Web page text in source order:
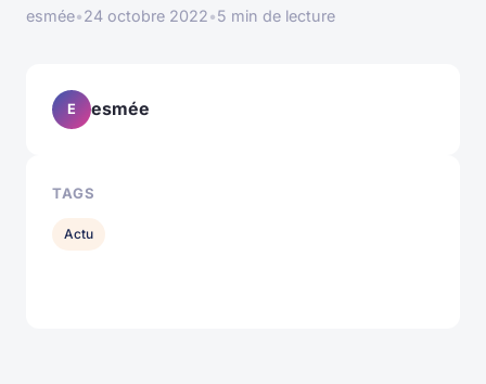
esmée•24 octobre 2022•5 min de lecture
E esmée
TAGS
Actu